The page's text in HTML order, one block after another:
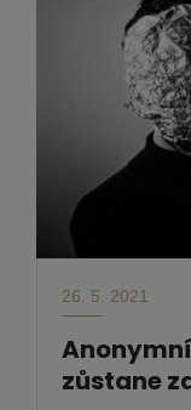
26. 5. 2021
zůstane